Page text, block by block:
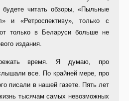
читать обзоры, «Пыльные
и «Ретроспективу», только с
только в Беларуси больше не
издания.
время. Я думаю, про
все. По крайней мере, про
писали в нашей газете. Пять лет
тысячам самых невозможных